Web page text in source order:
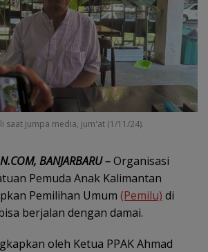
saat jumpa media, jum'at (1/11/24).
BANJARBARU –Organisasi
Pemuda Anak Kalimantan
Pemilihan Umum (Pemilu) di
berjalan dengan damai.
oleh Ketua PPAK Ahmad